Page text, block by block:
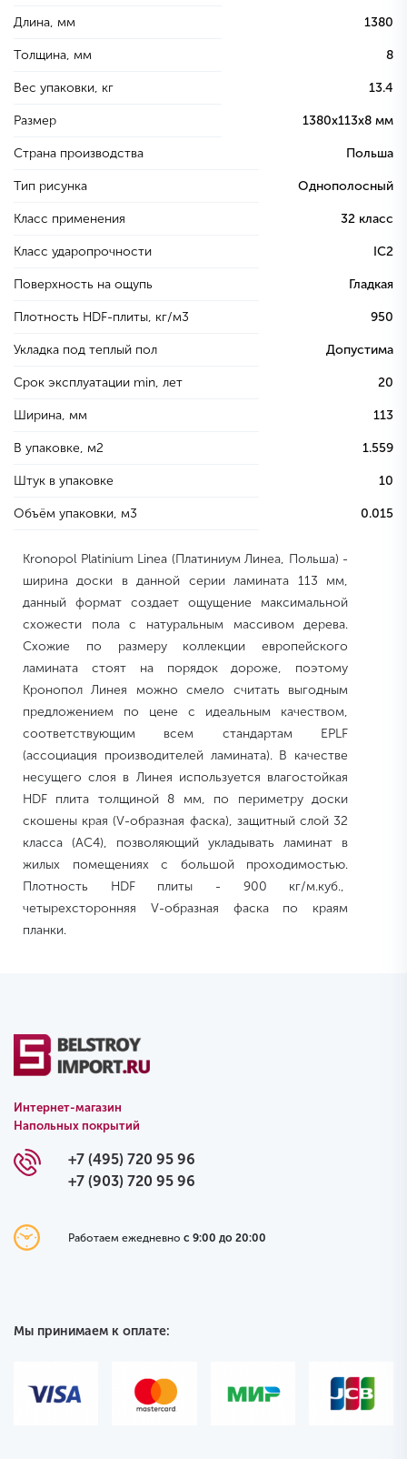
Длина, мм 1380
Толщина, мм 8
Вес упаковки, кг 13.4
Размер 1380х113х8 мм
Страна производства Польша
Тип рисунка Однополосный
Класс применения 32 класс
Класс ударопрочности IC2
Поверхность на ощупь Гладкая
Плотность HDF-плиты, кг/м3 950
Укладка под теплый пол Допустима
Срок эксплуатации min, лет 20
Ширина, мм 113
В упаковке, м2 1.559
Штук в упаковке 10
Объём упаковки, м3 0.015
Kronopol Platinium Linea (Платиниум Линеа, Польша) -
ширина доски в данной серии ламината 113 мм,
данный формат создает ощущение максимальной
схожести пола с натуральным массивом дерева.
Схожие по размеру коллекции европейского
ламината стоят на порядок дороже, поэтому
Кронопол Линея можно смело считать выгодным
предложением по цене с идеальным качеством,
соответствующим всем стандартам EPLF
(ассоциация производителей ламината). В качестве
несущего слоя в Линея используется влагостойкая
HDF плита толщиной 8 мм, по периметру доски
скошены края (V-образная фаска), защитный слой 32
класса (AC4), позволяющий укладывать ламинат в
жилых помещениях с большой проходимостью.
Плотность HDF плиты - 900 кг/м.куб.,
четырехсторонняя V-образная фаска по краям
планки.
Интернет-магазин
Напольных покрытий
+7 (495) 720 95 96
+7 (903) 720 95 96
Работаем ежедневно с 9:00 до 20:00
Мы принимаем к оплате: